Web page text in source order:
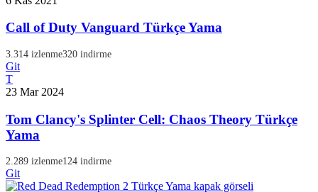
Call of Duty Vanguard Türkçe Yama
3.314 izlenme320 indirme
Git
T
23 Mar 2024
Tom Clancy's Splinter Cell: Chaos Theory Türkçe
Yama
2.289 izlenme124 indirme
Git